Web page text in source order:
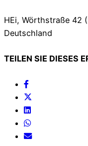
HEi, Wörthstraße 42
Deutschland
TEILEN SIE DIESES